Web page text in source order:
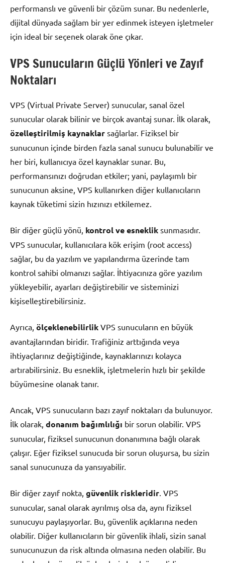
performanslı ve güvenli bir çözüm sunar. Bu nedenlerle,
dijital dünyada sağlam bir yer edinmek isteyen işletmeler
için ideal bir seçenek olarak öne çıkar.
VPS Sunucuların Güçlü Yönleri ve Zayıf
Noktaları
VPS (Virtual Private Server) sunucular, sanal özel
sunucular olarak bilinir ve birçok avantaj sunar. İlk olarak,
özelleştirilmiş kaynaklar sağlarlar. Fiziksel bir
sunucunun içinde birden fazla sanal sunucu bulunabilir ve
her biri, kullanıcıya özel kaynaklar sunar. Bu,
performansınızı doğrudan etkiler; yani, paylaşımlı bir
sunucunun aksine, VPS kullanırken diğer kullanıcıların
kaynak tüketimi sizin hızınızı etkilemez.
Bir diğer güçlü yönü, kontrol ve esneklik sunmasıdır.
VPS sunucular, kullanıcılara kök erişim (root access)
sağlar, bu da yazılım ve yapılandırma üzerinde tam
kontrol sahibi olmanızı sağlar. İhtiyacınıza göre yazılım
yükleyebilir, ayarları değiştirebilir ve sisteminizi
kişiselleştirebilirsiniz.
Ayrıca, ölçeklenebilirlik VPS sunucuların en büyük
avantajlarından biridir. Trafiğiniz arttığında veya
ihtiyaçlarınız değiştiğinde, kaynaklarınızı kolayca
artırabilirsiniz. Bu esneklik, işletmelerin hızlı bir şekilde
büyümesine olanak tanır.
Ancak, VPS sunucuların bazı zayıf noktaları da bulunuyor.
İlk olarak, donanım bağımlılığı bir sorun olabilir. VPS
sunucular, fiziksel sunucunun donanımına bağlı olarak
çalışır. Eğer fiziksel sunucuda bir sorun oluşursa, bu sizin
sanal sunucunuza da yansıyabilir.
Bir diğer zayıf nokta, güvenlik riskleridir. VPS
sunucular, sanal olarak ayrılmış olsa da, aynı fiziksel
sunucuyu paylaşıyorlar. Bu, güvenlik açıklarına neden
olabilir. Diğer kullanıcıların bir güvenlik ihlali, sizin sanal
sunucunuzun da risk altında olmasına neden olabilir. Bu